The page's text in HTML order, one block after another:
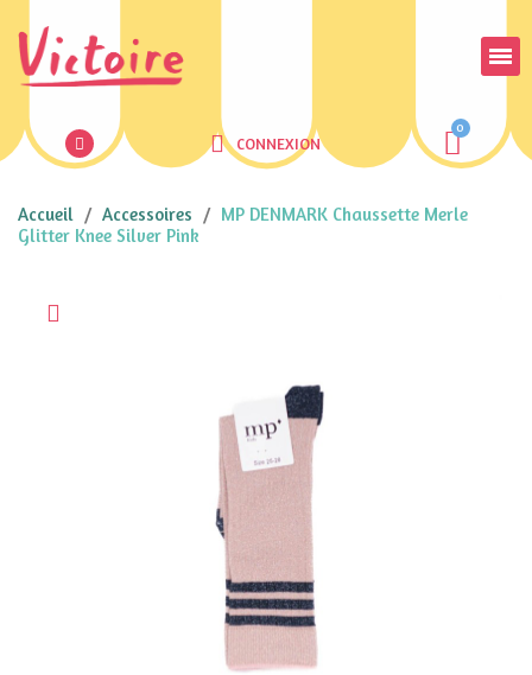
CONNEXION
Accueil Accessoires
MP DENMARK Chaussette Merle
Glitter Knee Silver Pink